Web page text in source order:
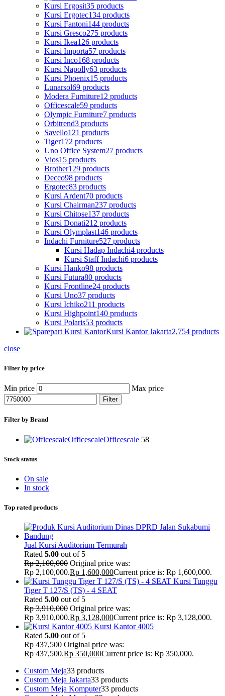
Kursi Ergosit35 products
Kursi Ergotec134 products
Kursi Fantoni144 products
Kursi Gresco275 products
Kursi Ikea126 products
Kursi Importa57 products
Kursi Inco168 products
Kursi Napolly63 products
Kursi Phoenix15 products
Lunarsol69 products
Modera Furniture12 products
Officescale59 products
Olympic Furniture7 products
Orbitrend3 products
Savello121 products
Tiger172 products
Uno Office System27 products
Vios15 products
Brother129 products
Decco98 products
Ergotec83 products
Kursi Ardent70 products
Kursi Chairman237 products
Kursi Chitose137 products
Kursi Donati212 products
Kursi Olymplast146 products
Indachi Furniture527 products
Kursi Hadap Indachi4 products
Kursi Staff Indachi6 products
Kursi Hanko98 products
Kursi Futura80 products
Kursi Frontline24 products
Kursi Uno37 products
Kursi Ichiko211 products
Kursi Highpoint140 products
Kursi Polaris53 products
Kursi Kantor Jakarta2,754 products
close
Filter by price
Min price Max price
Filter
Filter by Brand
OfficescaleOfficescale 58
Stock status
On sale
In stock
Top rated products
Jual Kursi Auditorium Termurah
Rated 5.00 out of 5
Rp2,100,000 Original price was:
Rp 2,100,000.Rp 1,600,000Current price is: Rp 1,600,000.
Kursi Tunggu
Tiger T 127/S (TS) - 4 SEAT
Rated 5.00 out of 5
Rp3,910,000 Original price was:
Rp 3,910,000.Rp 3,128,000Current price is: Rp 3,128,000.
Kursi Kantor 4005
Rated 5.00 out of 5
Rp437,500 Original price was:
Rp 437,500.Rp 350,000Current price is: Rp 350,000.
Custom Meja33 products
Custom Meja Jakarta33 products
Custom Meja Komputer33 products